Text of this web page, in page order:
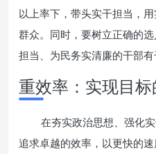
以上率下，带头实干担当，
群众。同时，要树立正确的
担当、为民务实清廉的干部有
重效率：实现目
在夯实政治思想、强化
追求卓越的效率，以更快的